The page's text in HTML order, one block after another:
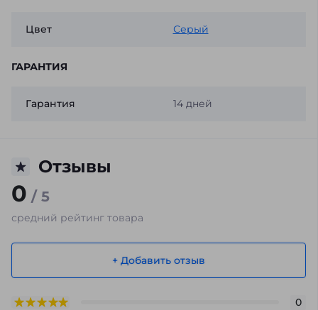
Цвет Серый
ГАРАНТИЯ
Гарантия 14 дней
Отзывы
0 / 5
средний рейтинг товара
+ Добавить отзыв
0